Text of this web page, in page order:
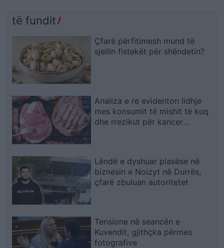
të fundit
Çfarë përfitimesh mund të
sjellin fistekët për shëndetin?
Analiza e re evidenton lidhje
mes konsumit të mishit të kuq
dhe rrezikut për kancer
Lëndë e dyshuar plasëse në
biznesin e Noizyt në Durrës,
çfarë zbuluan autoritetet
Tensione në seancën e
Kuvendit, gjithçka përmes
fotografive